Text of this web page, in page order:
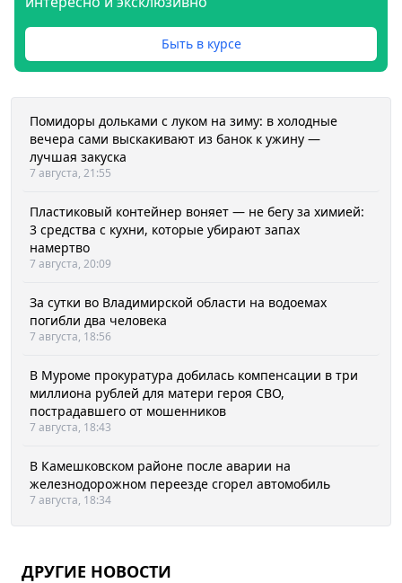
Быть в курсе
Помидоры дольками с луком на зиму: в холодные
вечера сами выскакивают из банок к ужину —
лучшая закуска
7 августа, 21:55
Пластиковый контейнер воняет — не бегу за химией:
3 средства с кухни, которые убирают запах
намертво
7 августа, 20:09
За сутки во Владимирской области на водоемах
погибли два человека
7 августа, 18:56
В Муроме прокуратура добилась компенсации в три
миллиона рублей для матери героя СВО,
пострадавшего от мошенников
7 августа, 18:43
В Камешковском районе после аварии на
железнодорожном переезде сгорел автомобиль
7 августа, 18:34
ДРУГИЕ НОВОСТИ